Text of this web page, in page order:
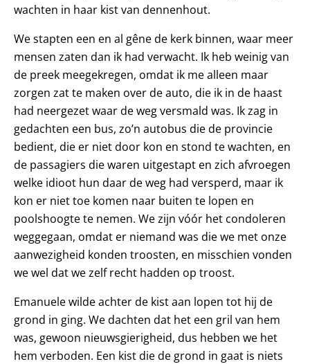
wachten in haar kist van dennenhout.
We stapten een en al gêne de kerk binnen, waar meer
mensen zaten dan ik had verwacht. Ik heb weinig van
de preek meegekregen, omdat ik me alleen maar
zorgen zat te maken over de auto, die ik in de haast
had neergezet waar de weg versmald was. Ik zag in
gedachten een bus, zo’n autobus die de provincie
bedient, die er niet door kon en stond te wachten, en
de passagiers die waren uitgestapt en zich afvroegen
welke idioot hun daar de weg had versperd, maar ik
kon er niet toe komen naar buiten te lopen en
poolshoogte te nemen. We zijn vóór het condoleren
weggegaan, omdat er niemand was die we met onze
aanwezigheid konden troosten, en misschien vonden
we wel dat we zelf recht hadden op troost.
Emanuele wilde achter de kist aan lopen tot hij de
grond in ging. We dachten dat het een gril van hem
was, gewoon nieuwsgierigheid, dus hebben we het
hem verboden. Een kist die de grond in gaat is niets